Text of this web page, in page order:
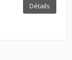
Détails